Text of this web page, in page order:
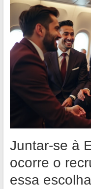
Juntar-se à
ocorre o
essa